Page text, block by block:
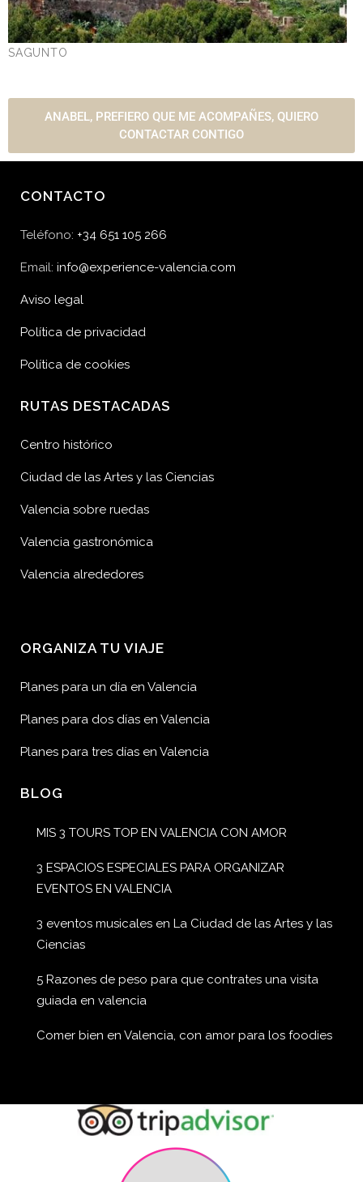
SAGUNTO
ANABEL, PREFIERO QUE ME ACOMPAÑES, QUIERO
CONTACTAR CONTIGO
CONTACTO
Teléfono: +34 651 105 266
Email: info@experience-valencia.com
Aviso legal
Política de privacidad
Política de cookies
RUTAS DESTACADAS
Centro histórico
Ciudad de las Artes y las Ciencias
Valencia sobre ruedas
Valencia gastronómica
Valencia alrededores
ORGANIZA TU VIAJE
Planes para un día en Valencia
Planes para dos días en Valencia
Planes para tres días en Valencia
BLOG
MIS 3 TOURS TOP EN VALENCIA CON AMOR
3 ESPACIOS ESPECIALES PARA ORGANIZAR
EVENTOS EN VALENCIA
3 eventos musicales en La Ciudad de las Artes y las
Ciencias
5 Razones de peso para que contrates una visita
guiada en valencia
Comer bien en Valencia, con amor para los foodies